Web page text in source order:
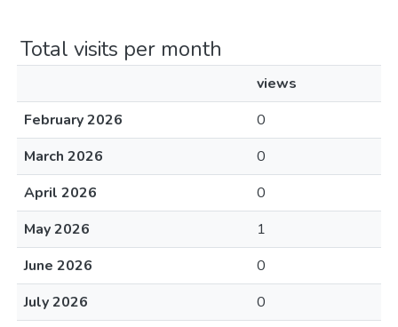
Total visits per month
views
February 2026
0
March 2026
0
April 2026
0
May 2026
1
June 2026
0
July 2026
0